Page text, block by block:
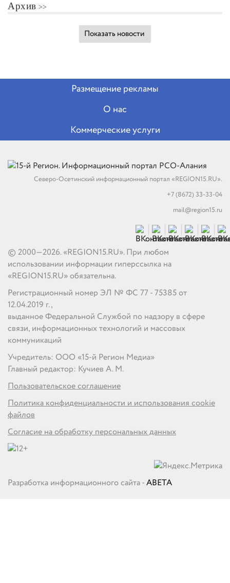
Архив
Показать новости
Размещение рекламы
О нас
Коммерческие услуги
Северо-Осетинский информационный портал «REGION15.RU».
+7 (8672) 33-33-04
mail@region15.ru
© 2000—2026. «REGION15.RU». При любом
использовании информации гиперссылка на
«REGION15.RU» обязательна.
Регистрационный номер ЭЛ № ФС 77 - 75385 от
12.04.2019 г.,
выданное Федеральной Службой по надзору в сфере
связи, информационных технологий и массовых
коммуникаций
Учредитель: ООО «15-й Регион Медиа»
Главный редактор: Кучиев А. М.
Пользовательское соглашение
Политика конфиденциальности и использования cookie
файлов
Согласие на обработку персональных данных
Разработка информационного сайта -ABETA